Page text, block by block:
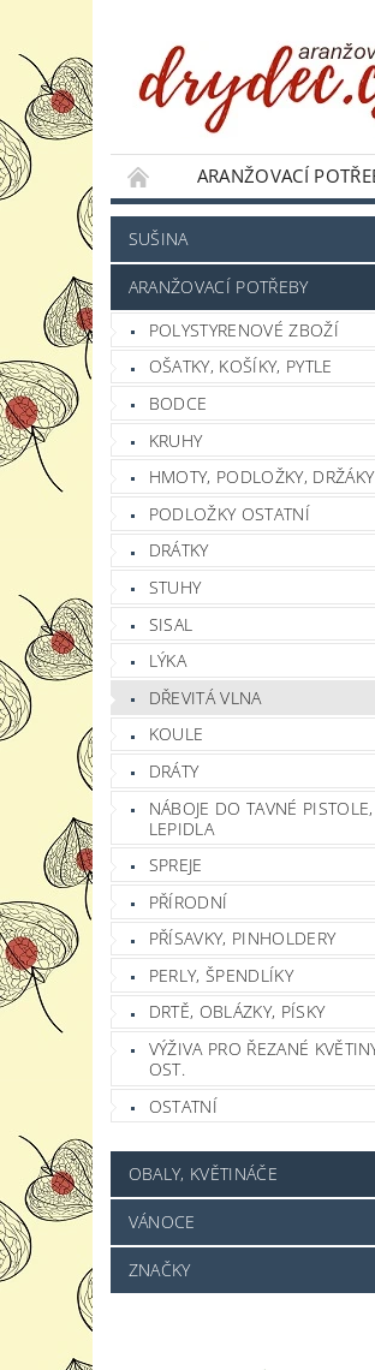
ARANŽOVACÍ
JAK NAKUPOVAT
SUŠINA
ARANŽOVACÍ POTŘEBY
POLYSTYRENOVÉ ZBOŽÍ
OŠATKY, KOŠÍKY, PYTLE
BODCE
KRUHY
HMOTY, PODLOŽKY, DRŽÁKY
PODLOŽKY OSTATNÍ
DRÁTKY
STUHY
SISAL
LÝKA
DŘEVITÁ VLNA
KOULE
DRÁTY
NÁBOJE DO TAVNÉ PISTOLE,
LEPIDLA
SPREJE
PŘÍRODNÍ
PŘÍSAVKY, PINHOLDERY
PERLY, ŠPENDLÍKY
DRTĚ, OBLÁZKY, PÍSKY
VÝŽIVA PRO ŘEZANÉ
OST.
OSTATNÍ
OBALY, KVĚTINÁČE
VÁNOCE
ZNAČKY